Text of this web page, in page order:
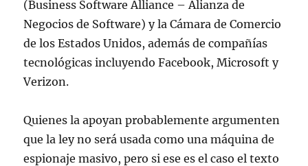
(Business Software Alliance – Alianza de
Negocios de Software) y la Cámara de Comercio
de los Estados Unidos, además de compañías
tecnológicas incluyendo Facebook, Microsoft y
Verizon.
Quienes la apoyan probablemente argumenten
que la ley no será usada como una máquina de
espionaje masivo, pero si ese es el caso el texto